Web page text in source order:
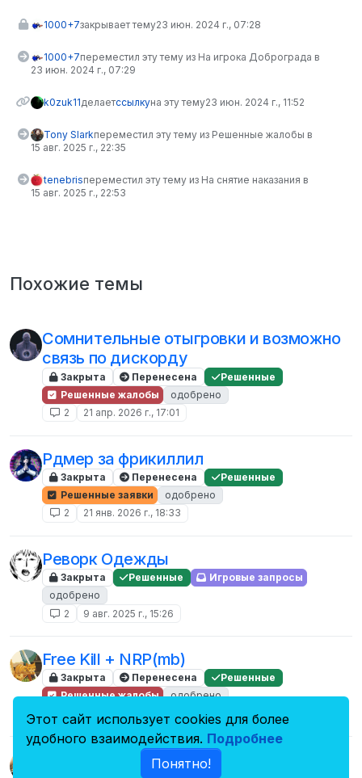
1000+7закрывает тему23 июн. 2024 г., 07:28
1000+7переместил эту тему из На игрока Доброграда в
23 июн. 2024 г., 07:29
k0zuk11делаетссылкуна эту тему23 июн. 2024 г., 11:52
Tony Slarkпереместил эту тему из Решенные жалобы в
15 авг. 2025 г., 22:35
tenebrisпереместил эту тему из На снятие наказания в
15 авг. 2025 г., 22:53
Похожие темы
Сомнительные отыгровки и возможно
связь по дискорду
Закрыта Перенесена
Решенные
Решенные жалобы
одобрено
2
21 апр. 2026 г., 17:01
Рдмер за фрикиллил
Закрыта Перенесена
Решенные
Решенные заявки
одобрено
2
21 янв. 2026 г., 18:33
Реворк Одежды
Закрыта Решенные
Игровые запросы
одобрено
2
9 авг. 2025 г., 15:26
Free Kill + NRP(mb)
Закрыта Перенесена
Решенные
Решенные жалобы
одобрено
Заявка на стажировку
Этот сайт использует cookies для более
удобного взаимодействия. Подробнее
Понятно!